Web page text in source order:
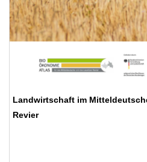
Landwirtschaft im
Revier